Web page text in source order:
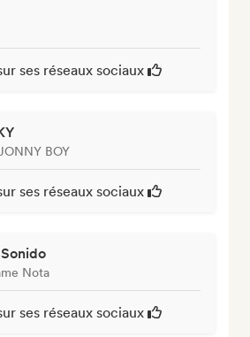
ses réseaux sociaux
BOY
ses réseaux sociaux
Nota
ses réseaux sociaux